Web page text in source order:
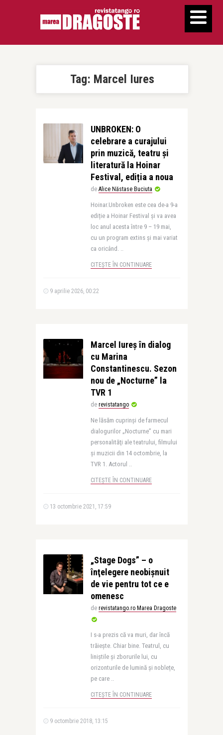
Tag: Marcel Iures
UNBROKEN: O
celebrare a curajului
prin muzică, teatru și
literatură la Hoinar
Festival, ediția a noua
de Alice Năstase Buciuta
Hoinar.Unbroken este cea de-a 9-a
ediție a Hoinar Festival și va avea
loc anul acesta între 9 – 19 mai,
cu un program extins și mai variat
ca oricând. ..
CITEȘTE ÎN CONTINUARE
9 aprilie 2026, 00:22
Marcel Iureș în dialog
cu Marina
Constantinescu. Sezon
nou de „Nocturne” la
TVR 1
de revistatango
Ne lăsăm cuprinşi de farmecul
dialogurilor „Nocturne” cu mari
personalităţi ale teatrului, filmului
şi muzicii din 14 octombrie, la
TVR 1. Actorul ..
CITEȘTE ÎN CONTINUARE
13 octombrie 2021, 17:59
„Stage Dogs” – o
înţelegere neobişnuit
de vie pentru tot ce e
omenesc
de revistatango.ro Marea Dragoste
I s-a prezis că va muri, dar încă
trăiește. Chiar bine. Teatrul, cu
liniștile și zborurile lui, cu
orizonturile de lumină și noblețe,
pe care ..
CITEȘTE ÎN CONTINUARE
9 octombrie 2018, 13:15